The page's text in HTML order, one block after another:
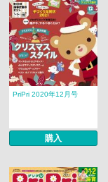
PriPri 2020年12月号
購入